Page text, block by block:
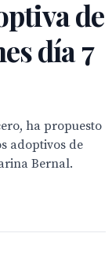
de
día 7
ha propuesto
adoptivos de
Bernal.